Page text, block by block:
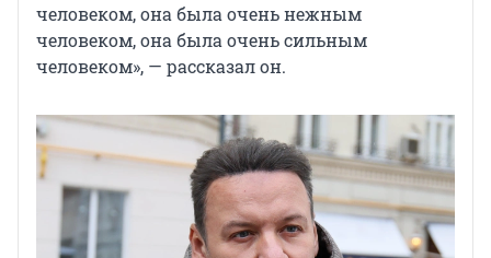
человеком, она была очень нежным
человеком, она была очень сильным
человеком», — рассказал он.